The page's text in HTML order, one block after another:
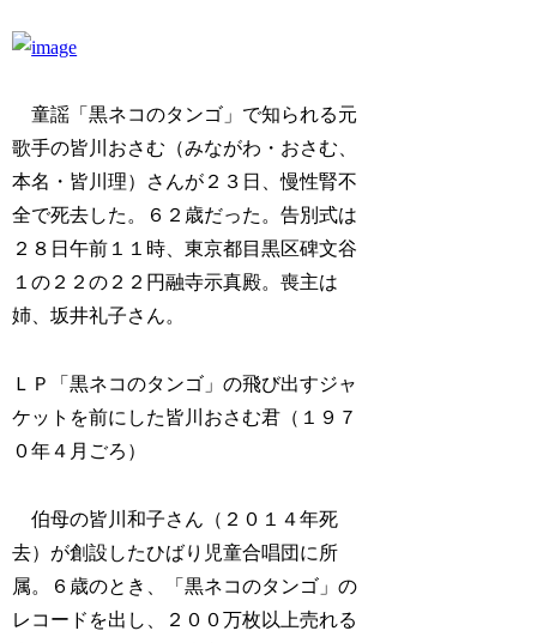
童謡「黒ネコのタンゴ」で知られる元
歌手の皆川おさむ（みながわ・おさむ、
本名・皆川理）さんが２３日、慢性腎不
全で死去した。６２歳だった。告別式は
２８日午前１１時、東京都目黒区碑文谷
１の２２の２２円融寺示真殿。喪主は
姉、坂井礼子さん。
ＬＰ「黒ネコのタンゴ」の飛び出すジャ
ケットを前にした皆川おさむ君（１９７
０年４月ごろ）
伯母の皆川和子さん（２０１４年死
去）が創設したひばり児童合唱団に所
属。６歳のとき、「黒ネコのタンゴ」の
レコードを出し、２００万枚以上売れる